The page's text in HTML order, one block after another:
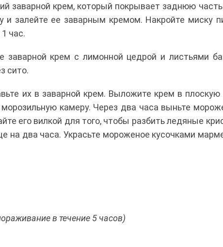
заварной крем, который покрывает заднюю
залейте ее заварным кремом. Накройте миску
час.
крем с лимонной цедрой и листьями
сито.
их в заварной крем. Выложите крем в плоскую
камеру. Через два часа выньте
его вилкой для того, чтобы разбить ледяные
на два часа. Украсьте мороженое кусочками
в течение 5 часов)